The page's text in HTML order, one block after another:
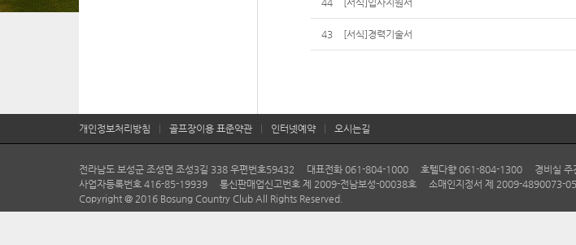
44 [서식]입사지원서
43 [서식]경력기술서
개인정보처리방침 골프장이용 표준약관 인터넷예약 오시는길
전라남도 보성군 조성면 조성3길 338 우편번호59432 대표전화 061-804-1000 호텔다향 061-804-1300 경비실
사업자등록번호 416-85-19939 통신판매업신고번호 제 2009-전남보성-00038호 소매인지정서 제 2009-4890073-
Copyright @ 2016 Bosung Country Club All Rights Reserved.